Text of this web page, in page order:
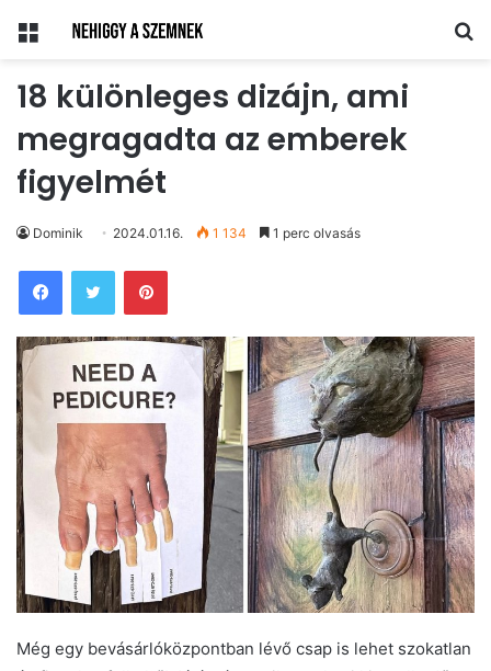
Menü
18 különleges dizájn, ami
megragadta az emberek
figyelmét
Dominik 2024.01.16. 1 134 1 perc olvasás
Pinterest
Még egy bevásárlóközpontban lévő csap is lehet szokatlan